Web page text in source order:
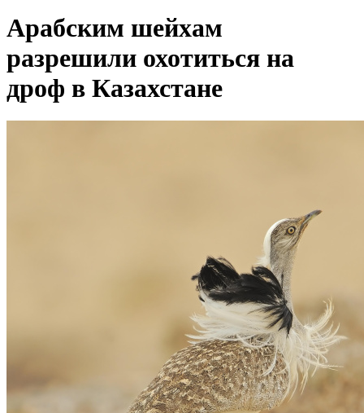
Арабским шейхам
разрешили охотиться на
дроф в Казахстане